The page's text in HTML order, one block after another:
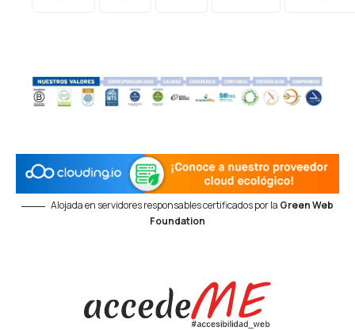
Alojada en servidores responsables certificados por la Green Web
Foundation